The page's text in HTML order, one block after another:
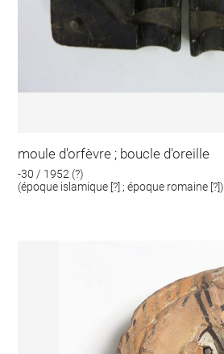
moule d'orfèvre ; boucle d'oreille
-30 / 1952 (?)
(époque islamique [?] ; époque romaine [?])